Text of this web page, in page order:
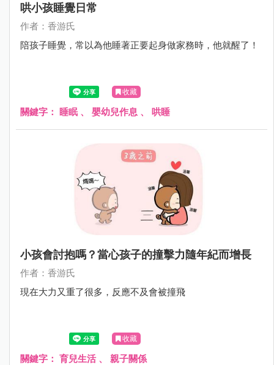
哄小孩睡覺日常
作者：香游氏
陪孩子睡覺，常以為他睡著正要起身做家務時，他就醒了！
收藏
關鍵字： 睡眠、 嬰幼兒作息 、 哄睡
小孩會討抱嗎？當心孩子的撞擊力隨年紀而增長
作者：香游氏
現在大力又重了很多，反應不及會被撞飛
收藏
關鍵字： 育兒生活、 親子關係